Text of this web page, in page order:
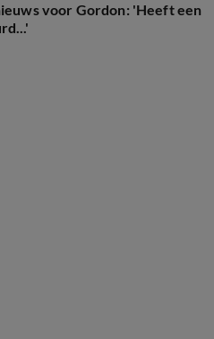
voor Gordon: 'Heeft een